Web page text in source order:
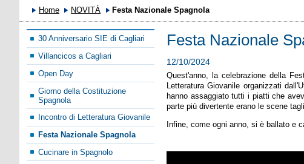
Home NOVITÀ Festa Nazionale Spagnola
30 Anniversario SIE di Cagliari
Villancicos a Cagliari
Open Day
Giorno della Costituzione
Spagnola
Incontro di Letteratura Giovanile
Festa Nazionale Spagnola
Cucinare in Spagnolo
Festa Nazionale
12/10/2024
Quest'anno, la celebrazione della
Letteratura Giovanile organizzati
hanno assaggiato tutti i piatti che
parte più divertente erano le scene
Infine, come ogni anno, si è ballato e